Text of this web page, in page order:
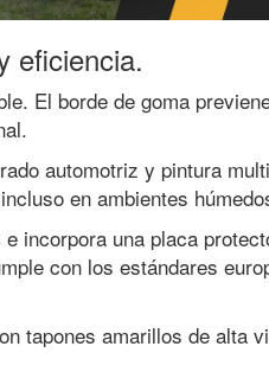
eficiencia.
El borde de goma
automotriz y pintura
en ambientes
incorpora una placa
con los estándares
tapones amarillos de alta